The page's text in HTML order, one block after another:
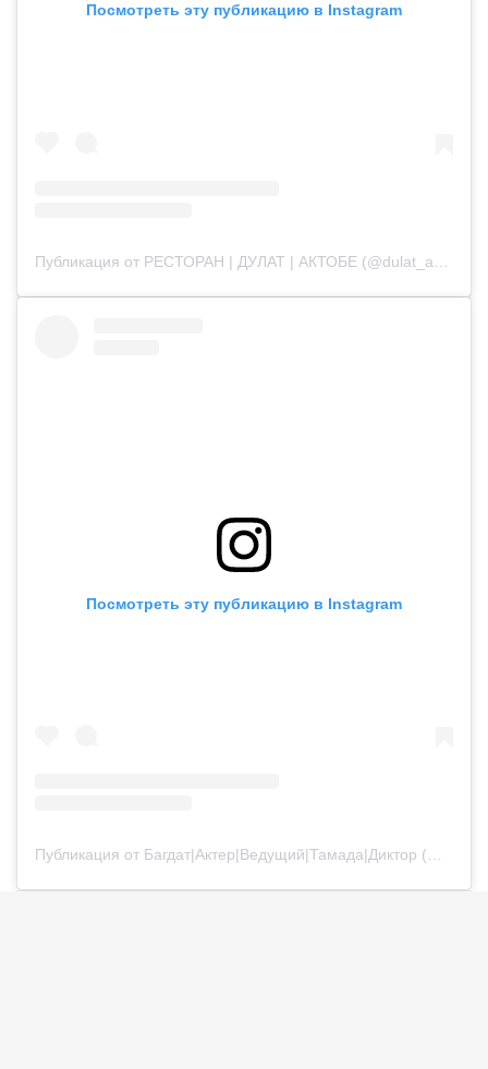
Посмотреть эту публикацию в Instagram
Посмотреть эту публикацию в Instagram